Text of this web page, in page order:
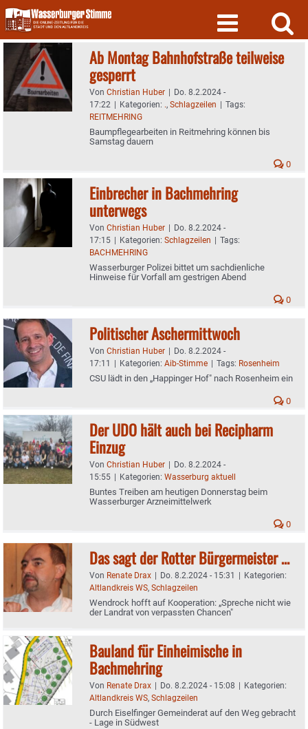
Skip
to
content
Ab Montag Bahnhofstraße teilweise
gesperrt
Von Christian Huber | Do. 8.2.2024 -
17:22 | Kategorien: ., Schlagzeilen | Tags:
REITMEHRING
Baumpflegearbeiten in Reitmehring können bis
Samstag dauern
0
Einbrecher in Bachmehring
unterwegs
Von Christian Huber | Do. 8.2.2024 -
17:15 | Kategorien: Schlagzeilen | Tags:
BACHMEHRING
Wasserburger Polizei bittet um sachdienliche
Hinweise für Vorfall am gestrigen Abend
0
Politischer Aschermittwoch
Von Christian Huber | Do. 8.2.2024 -
17:11 | Kategorien: Aib-Stimme | Tags: Rosenheim
CSU lädt in den „Happinger Hof" nach Rosenheim ein
0
Der UDO hält auch bei Recipharm
Einzug
Von Christian Huber | Do. 8.2.2024 -
15:55 | Kategorien: Wasserburg aktuell
Buntes Treiben am heutigen Donnerstag beim
Wasserburger Arzneimittelwerk
0
Das sagt der Rotter Bürgermeister …
Von Renate Drax | Do. 8.2.2024 - 15:31 | Kategorien:
Altlandkreis WS, Schlagzeilen
Wendrock hofft auf Kooperation: „Spreche nicht wie
der Landrat von verpassten Chancen"
Bauland für Einheimische in
Bachmehring
Von Renate Drax | Do. 8.2.2024 - 15:08 | Kategorien:
Altlandkreis WS, Schlagzeilen
Durch Eiselfinger Gemeinderat auf den Weg gebracht
- Lage in Südwest